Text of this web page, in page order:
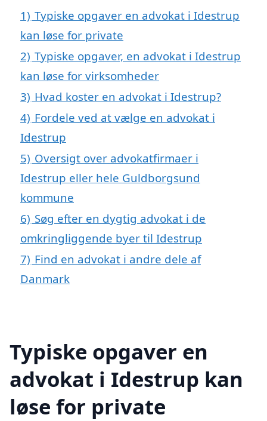
1) Typiske opgaver en advokat i Idestrup
kan løse for private
2) Typiske opgaver, en advokat i Idestrup
kan løse for virksomheder
3) Hvad koster en advokat i Idestrup?
4) Fordele ved at vælge en advokat i
Idestrup
5) Oversigt over advokatfirmaer i
Idestrup eller hele Guldborgsund
kommune
6) Søg efter en dygtig advokat i de
omkringliggende byer til Idestrup
7) Find en advokat i andre dele af
Danmark
Typiske opgaver en
advokat i Idestrup kan
løse for private